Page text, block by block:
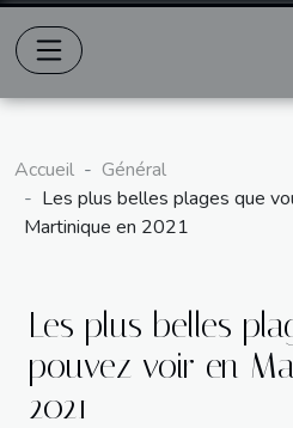
Accueil
Général
Les plus belles plages que
Martinique en 2021
Les plus belles
pouvez voir en
2021